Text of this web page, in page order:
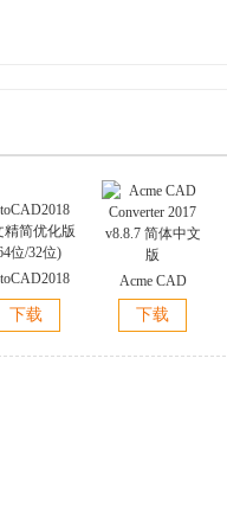
精简优化版
(64位/32位)
下载
Acme CAD
Converter 2017
v8.8.7 简体中文
下载